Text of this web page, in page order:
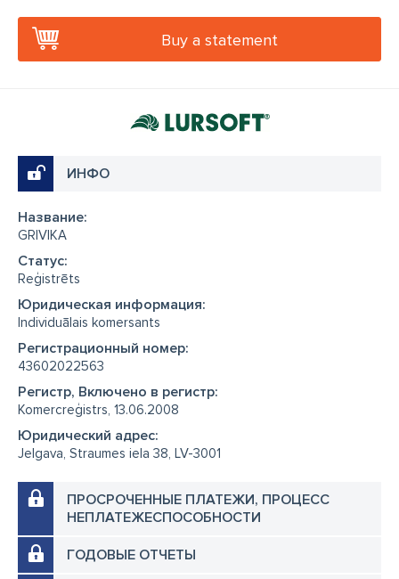
Buy a statement
ИНФО
Название:
GRIVIKA
Cтатус:
Reģistrēts
Юридическая информация:
Individuālais komersants
Регистрационный номер:
43602022563
Регистр, Включено в регистр:
Komercreģistrs, 13.06.2008
Юридический адрес:
Jelgava, Straumes iela 38, LV-3001
ПРОСРОЧЕННЫЕ ПЛАТЕЖИ, ПРОЦЕСС
НЕПЛАТЕЖЕСПОСОБНОСТИ
ГОДОВЫЕ ОТЧЕТЫ